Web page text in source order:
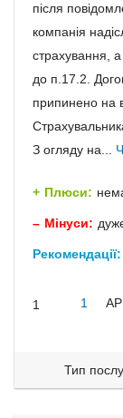
після
компанія
страхування, а
до п.17.2.
припинено на
З огляду на...
Плюси:
Мінуси:
Рекомендації:
1 1
Тип